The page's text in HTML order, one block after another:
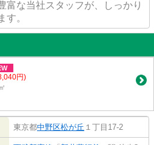
富な当社スタッフが、しっかり
す。
円)
東京都中野区松が丘 １丁目17-2